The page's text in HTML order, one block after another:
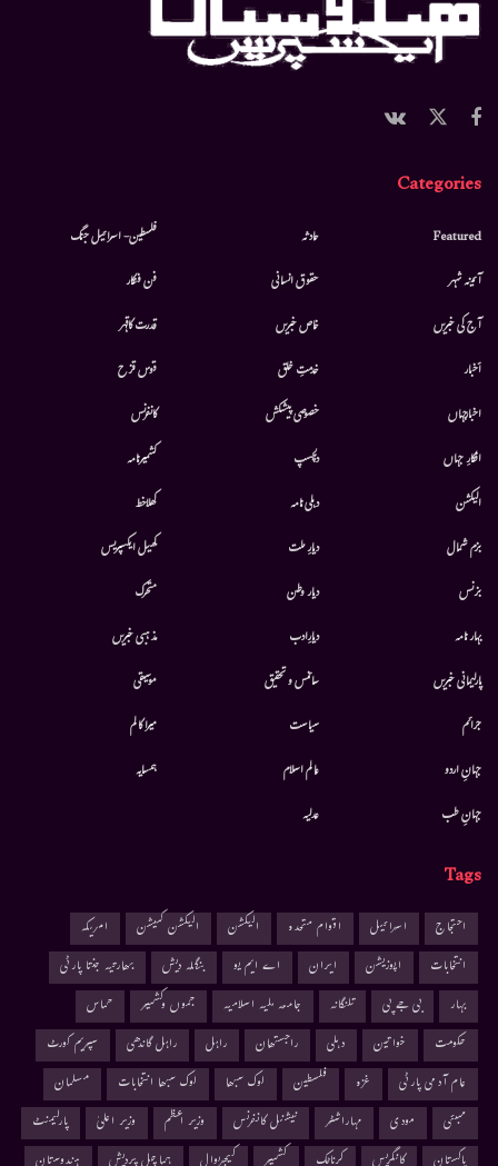
Categories
Featured
آئینہ شہر
آج کی خبریں
أخبار
اخبارجہاں
افکارِ جہاں
الیکشن
بزم شمال
بزنس
بہار نامہ
پارلیمانی خبریں
جرائم
جہانِ اردو
جہانِ طب
حادثہ
حقوق انسانی
خاص خبریں
خدمتِ خلق
خصوصی پیشکش
دلچسپ
دہلی نامہ
دیارِ ملت
دیار وطن
دیارِادب
سائنس و تحقیق
سیاست
عالم اسلام
عدلیہ
فلسطین- اسرائیل جنگ
فن فنکار
قدرت کاقہر
قوس قزح
کانفرنس
کشمیرنامہ
کھلاخط
کھیل ایکسپریس
متحرك
مذہبی خبریں
موسيقى
میرا کالم
ہمسایہ
Tags
احتجاج اسرائیل اقوام متحدہ الیکشن الیکشن کمیشن
امریکہ
انتخابات
اپوزیشن ایران اے ایم یو بنگلہ دیش
بھارتیہ جنتا پارٹی
بہار
بی جے پی تلنگانہ جامعہ ملیہ اسلامیہ جموں وکشمیر
حماس
حکومت
خواتین دہلی راجستھان راہل راہل گاندھی
سپریم کورٹ
عام آدمی پارٹی
غزہ فلسطین لوک سبھا لوک سبھا انتخابات
مسلمان
ممبئی
مودی مہاراشٹر نیشنل کانفرنس وزیر اعظم وزیر اعلیٰ
پارلیمنٹ